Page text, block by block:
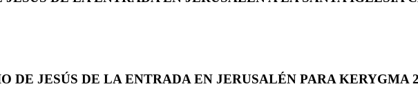
DE JESÚS DE LA ENTRADA EN JERUSALÉN PARA KERYGMA